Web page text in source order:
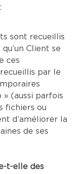
sont recueillis
Client se
ces
par le
(aussi parfois
fichiers ou
d’améliorer la
de ses
t-elle des